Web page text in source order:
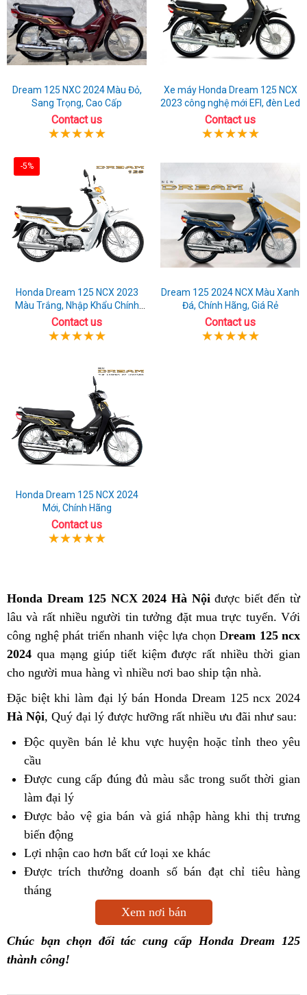
Dream 125 NXC 2024 Màu Đỏ,
Sang Trọng, Cao Cấp
Contact us
Xe máy Honda Dream 125 NCX
2023 công nghệ mới EFI, đèn Led
Contact us
-5%
Honda Dream 125 NCX 2023
Màu Trắng, Nhập Khẩu Chính
Hãng
Contact us
Dream 125 2024 NCX Màu Xanh
Đá, Chính Hãng, Giá Rẻ
Contact us
Honda Dream 125 NCX 2024
Mới, Chính Hãng
Contact us
Honda Dream 125 NCX 2024 Hà Nộiđược biết đến từ
lâu và rất nhiều người tin tưởng đặt mua trực tuyến. Với
công nghệ phát triển nhanh việc lựa chọn Dream 125 ncx
2024 qua mạng giúp tiết kiệm được rất nhiều thời gian
cho người mua hàng vì nhiều nơi bao ship tận nhà.
Đặc biệt khi làm đại lý bán Honda Dream 125 ncx 2024
Hà Nội, Quý đại lý được hưỡng rất nhiều ưu đãi như sau:
Độc quyền bán lẻ khu vực huyện hoặc tỉnh theo yêu
cầu
Được cung cấp đúng đủ màu sắc trong suốt thời gian
làm đại lý
Được bảo vệ gia bán và giá nhập hàng khi thị trưng
biến động
Lợi nhận cao hơn bất cứ loại xe khác
Được trích thưởng doanh số bán đạt chỉ tiêu hàng
tháng
Xem nơi bán
Chúc bạn chọn đối tác cung cấp Honda Dream 125
thành công!